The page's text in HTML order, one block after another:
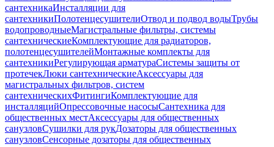
сантехникаИнсталляции для
сантехникиПолотенцесушителиОтвод и подвод водыТрубы
водопроводныеМагистральные фильтры, системы
сантехническиеКомплектующие для радиаторов,
полотенцесушителейМонтажные комплекты для
сантехникиРегулирующая арматураСистемы защиты от
протечекЛюки сантехническиеАксессуары для
магистральных фильтров, систем
сантехническихФитингиКомплектующие для
инсталляцийОпрессовочные насосыСантехника для
общественных местАксессуары для общественных
санузловСушилки для рукДозаторы для общественных
санузловСенсорные дозаторы для общественных